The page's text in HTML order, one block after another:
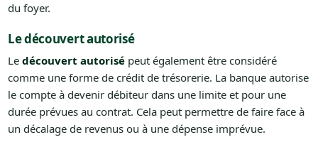
du foyer.
Le découvert autorisé
Le découvert autorisépeut également être considéré
comme une forme de crédit de trésorerie. La banque autorise
le compte à devenir débiteur dans une limite et pour une
durée prévues au contrat. Cela peut permettre de faire face à
un décalage de revenus ou à une dépense imprévue.